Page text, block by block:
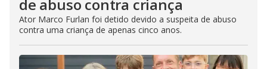
de abuso contra criança
Ator Marco Furlan foi detido devido a suspeita de abuso
contra uma criança de apenas cinco anos.